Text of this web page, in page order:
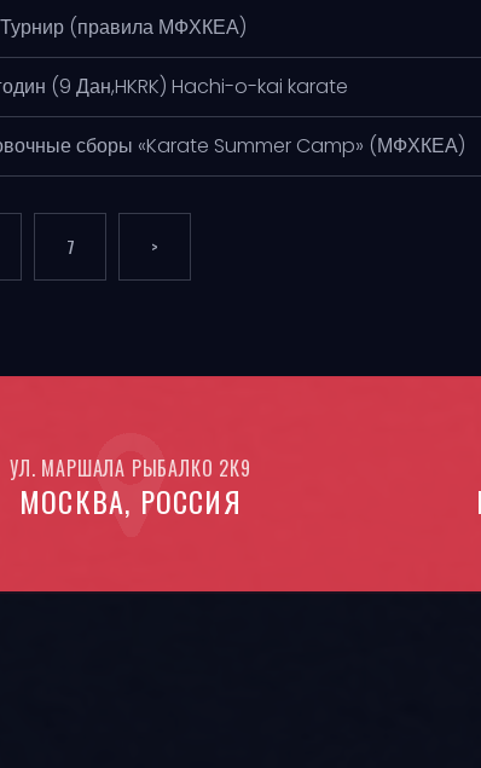
(правила МФХКЕА)
(9 Дан,HKRK) Hachi-o-kai karate
сборы «Karate Summer Camp» (МФХКЕА)
7 >
УЛ. МАРШАЛА РЫБАЛКО 2К9
МОСКВА, РОССИЯ